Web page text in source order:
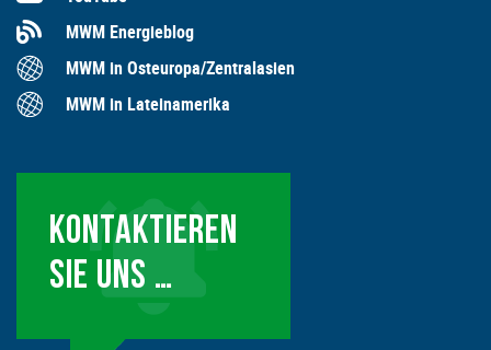
MWM Energieblog
MWM in Osteuropa/Zentralasien
MWM in Lateinamerika
KONTAKTIEREN
SIE UNS …